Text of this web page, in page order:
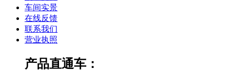
车间实景
在线反馈
联系我们
营业执照
产品直通车：